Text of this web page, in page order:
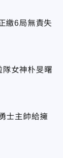
繳6局無責失
隊女神朴旻曙
士主帥給擁